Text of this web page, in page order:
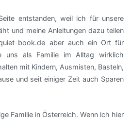
entstanden, weil ich für unsere
und meine Anleitungen dazu teilen
book.de aber auch ein Ort für
uns als Familie im Alltag wirklich
mit Kindern, Ausmisten, Basteln,
und seit einiger Zeit auch Sparen
Familie in Österreich. Wenn ich hier